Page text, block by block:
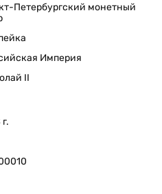
Петербургский монетный
Империя
II